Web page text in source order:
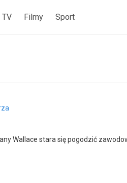
TV Filmy Sport
Wallace stara się pogodzić